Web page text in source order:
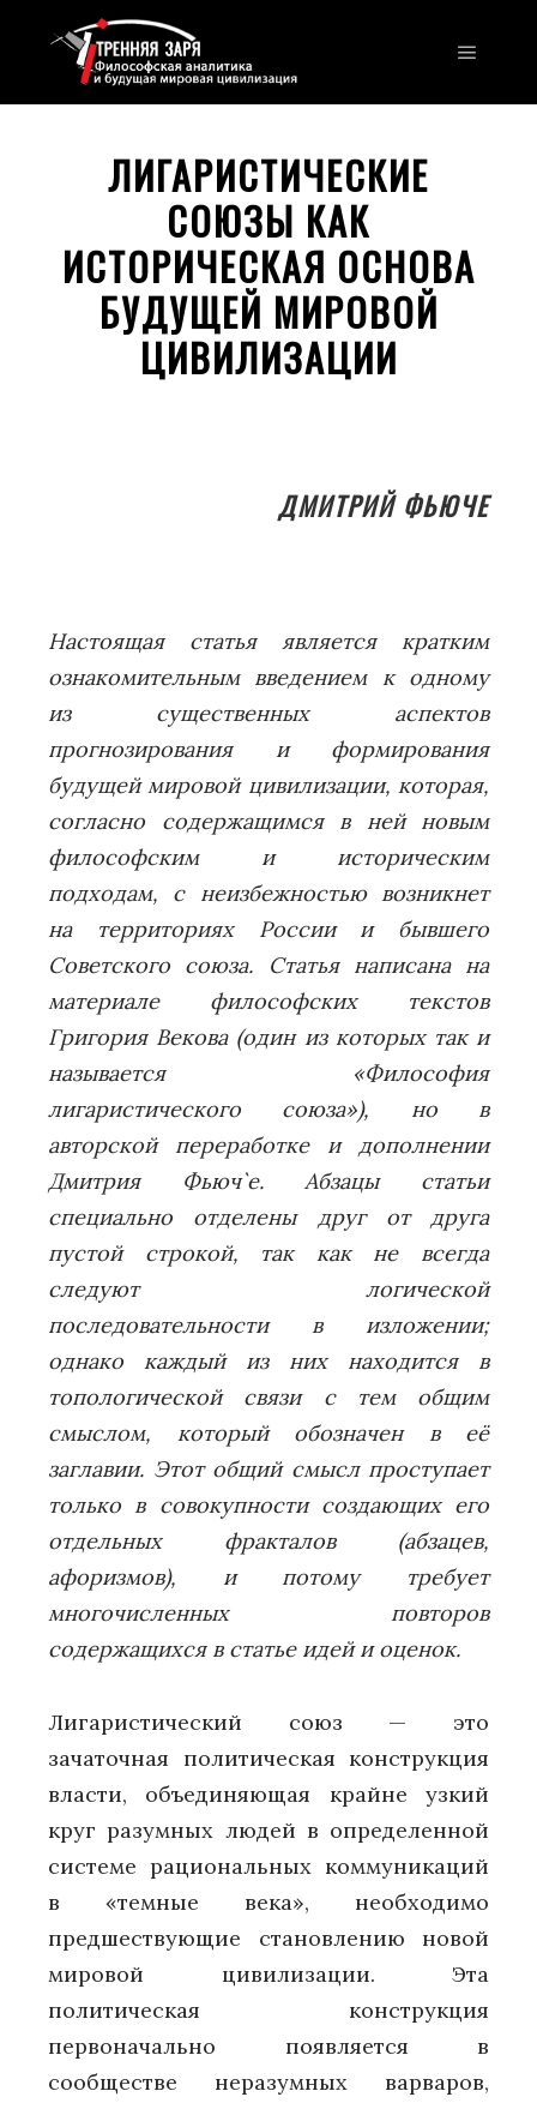
ЛИГАРИСТИЧЕСКИЕ
СОЮЗЫ КАК
ИСТОРИЧЕСКАЯ ОСНОВА
БУДУЩЕЙ МИРОВОЙ
ЦИВИЛИЗАЦИИ
ДМИТРИЙ ФЬЮЧЕ
Настоящая статья является кратким
ознакомительным введением к одному
из существенных аспектов
прогнозирования и формирования
будущей мировой цивилизации, которая,
согласно содержащимся в ней новым
философским и историческим
подходам, с неизбежностью возникнет
на территориях России и бывшего
Советского союза. Статья написана на
материале философских текстов
Григория Векова (один из которых так и
называется «Философия
лигаристического союза»), но в
авторской переработке и дополнении
Дмитрия Фьюч`е. Абзацы статьи
специально отделены друг от друга
пустой строкой, так как не всегда
следуют логической
последовательности в изложении;
однако каждый из них находится в
топологической связи с тем общим
смыслом, который обозначен в её
заглавии. Этот общий смысл проступает
только в совокупности создающих его
отдельных фракталов (абзацев,
афоризмов), и потому требует
многочисленных повторов
содержащихся в статье идей и оценок.
Лигаристический союз — это
зачаточная политическая конструкция
власти, объединяющая крайне узкий
круг разумных людей в определенной
системе рациональных коммуникаций
в «темные века», необходимо
предшествующие становлению новой
мировой цивилизации. Эта
политическая конструкция
первоначально появляется в
сообществе неразумных варваров,